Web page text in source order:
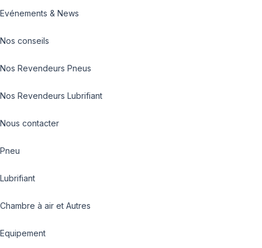
Evénements & News
Nos conseils
Nos Revendeurs Pneus
Nos Revendeurs Lubrifiant
Nous contacter
Pneu
Lubrifiant
Chambre à air et Autres
Equipement